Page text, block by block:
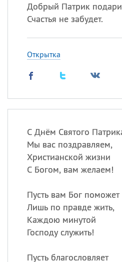
Добрый Патрик
Счастья не забудет.
Открытка
С Днём Святого
Мы вас поздравляем,
Христианской жизни
С Богом, вам желаем!
Пусть вам Бог поможет
Лишь по правде жить,
Каждою минутой
Господу служить!
Пусть благословляет